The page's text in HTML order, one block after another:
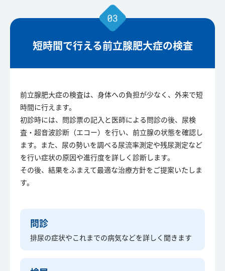
短時間で行える前立腺肥大症の検査
前立腺肥大症の検査は、身体への負担が少なく、外来で短
時間に行えます。
初診時には、問診票の記入と医師による問診の後、尿検
査・超音波診断（エコー）を行い、前立腺の状態を確認し
ます。また、尿の勢いを調べる尿流率測定や残尿測定など
を行い症状の原因や進行度を詳しく診断します。
その後、結果をふまえて最適な治療方針をご提案いたしま
す。
問診
排尿の症状やこれまでの病気などを詳しく聞きます